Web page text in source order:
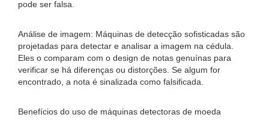
pode ser falsa.
Análise de imagem: Máquinas de detecção sofisticadas são
projetadas para detectar e analisar a imagem na cédula.
Eles o comparam com o design de notas genuínas para
verificar se há diferenças ou distorções. Se algum for
encontrado, a nota é sinalizada como falsificada.
Benefícios do uso de máquinas detectoras de moeda